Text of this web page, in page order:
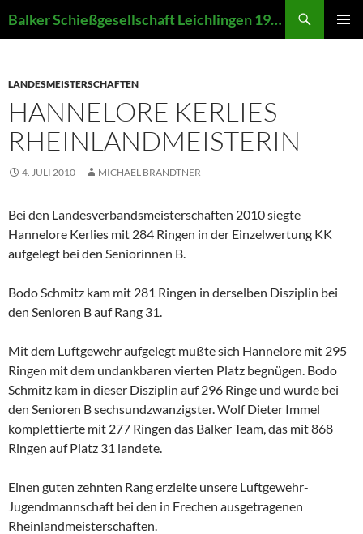
Inhalt
Balker Schießgesellschaft Leichlingen 1907 e.V.
LANDESMEISTERSCHAFTEN
HANNELORE KERLIES
RHEINLANDMEISTERIN
4. JULI 2010 MICHAEL BRANDTNER
Bei den Landesverbandsmeisterschaften 2010 siegte
Hannelore Kerlies mit 284 Ringen in der Einzelwertung KK
aufgelegt bei den Seniorinnen B.
Bodo Schmitz kam mit 281 Ringen in derselben Disziplin bei
den Senioren B auf Rang 31.
Mit dem Luftgewehr aufgelegt mußte sich Hannelore mit 295
Ringen mit dem undankbaren vierten Platz begnügen. Bodo
Schmitz kam in dieser Disziplin auf 296 Ringe und wurde bei
den Senioren B sechsundzwanzigster. Wolf Dieter Immel
komplettierte mit 277 Ringen das Balker Team, das mit 868
Ringen auf Platz 31 landete.
Einen guten zehnten Rang erzielte unsere Luftgewehr-
Jugendmannschaft bei den in Frechen ausgetragenen
Rheinlandmeisterschaften.